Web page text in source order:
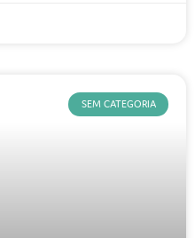
SEM CATEGORIA